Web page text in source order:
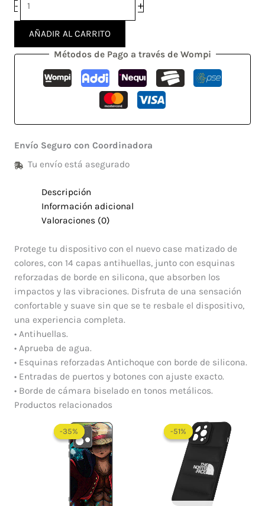
- +
AÑADIR AL CARRITO
Métodos de Pago a través de Wompi
Envío Seguro con Coordinadora
Tu envío está asegurado
Descripción
Información adicional
Valoraciones (0)
Protege tu dispositivo con el nuevo case matizado de
colores, con 14 capas antihuellas, junto con esquinas
reforzadas de borde en silicona, que absorben los
impactos y las vibraciones. Disfruta de una sensación
confortable y suave sin que se te resbale el dispositivo,
una experiencia completa.
• Antihuellas.
• Aprueba de agua.
• Esquinas reforzadas Antichoque con borde de silicona.
• Entradas de puertos y botones con ajuste exacto.
• Borde de cámara biselado en tonos metálicos.
Productos relacionados
-35%
-35% -51%
-51%
precio
original
$ 60.000.